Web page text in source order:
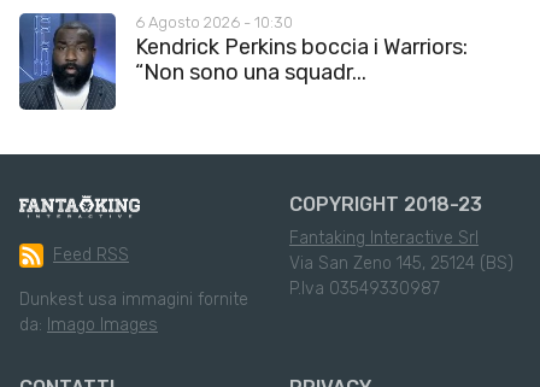
6 Agosto 2026 - 10:30
Kendrick Perkins boccia i Warriors:
“Non sono una squadr...
Feed RSS
Dunkest usa immagini fornite
da: Imago Images
COPYRIGHT 2018-23
Fantaking Interactive Srl
Via San Zeno 145, 25124 (BS)
P.Iva 03549330987